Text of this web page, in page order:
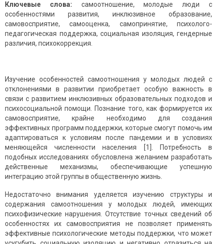
Ключевые слова: самоотношение, молодые люди с
особенностями развития, инклюзивное образование,
самовосприятие, самооценка, самопринятие, психолого-
педагогическая поддержка, социальная изоляция, гендерные
различия, психокоррекция.
Изучение особенностей самоотношения у молодых людей с
отклонениями в развитии приобретает особую важность в
связи с развитием инклюзивных образовательных подходов и
психосоциальной помощи. Познание того, как формируется их
самовосприятие, крайне необходимо для создания
эффективных программ поддержки, которые смогут помочь им
адаптироваться к условиям после пандемии и в условиях
меняющейся численности населения [1]. Потребность в
подобных исследованиях обусловлена желанием разработать
действенные механизмы, обеспечивающие успешную
интеграцию этой группы в общественную жизнь.
Недостаточно внимания уделяется изучению структуры и
содержания самоотношения у молодых людей, имеющих
психофизические нарушения. Отсутствие точных сведений об
особенностях их самовосприятия не позволяет применять
эффективные психологические методы поддержки, что может